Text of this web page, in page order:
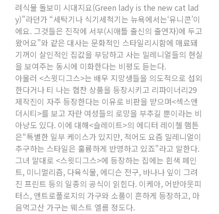
려식물 돌보미 시대지요(Green lady is the new cat lad
y)”라던가 “세탁기나 식기세척기는 뉴욕에서는‘유니콘’이
에요. 그것들은 진작에 서부(시애틀 출신의 출연자)에 두고
왔어요”와 같은 대사는 문화적인 스타일리시함에 매료돼
기꺼이 살인적인 집값을 부담하고 사는 밀레니얼들의 현실
을 보여주는 동시에 미화한다는 비평도 듣는다.
아울러 <스윗디그스>는 배우 지망생들을 의도적으로 섭외
한다거나 티 나는 협찬 상품을 등장시키고 리파이너리29
제작진이 자주 등장한다는 이유로 비판을 받으며<섹스앤
더시티>를 보고 자란 여성들의 로망을 부추길 뿐이라는 비
아냥도 있다. 이에 대해<슬레이트>의 에디터 레이첼 햄튼
은“특별한 일부 케이스가 있지만, 적어도 요즘 밀레니얼이
추구하는 스타일은 훌륭하게 반영하고 있죠”라고 말한다.
그녀 말대로 <스윗디그스>에 등장하는 집에는 흰색 페인
트, 미니멀리즘, 다육식물, 에디슨 전구, 바나나 잎이 그려
진 프린트 등의 일종의 공식이 읽힌다. 이케아, 어반아웃피
터스, 앤트로폴로지의 가구와 소품이 흔하게 등장하고, 마
음먹고산 가구는 웨스트 엘름 정도다.